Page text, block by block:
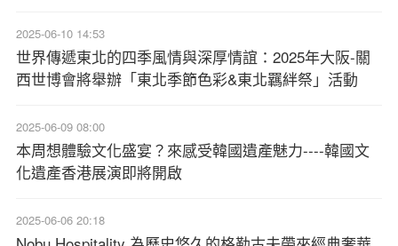
2025-06-10 14:53
世界傳遞東北的四季風情與深厚情誼：2025年大阪-關
西世博會將舉辦「東北季節色彩&東北羈絆祭」活動
2025-06-09 08:00
本周想體驗文化盛宴？來感受韓國遺產魅力----韓國文
化遺產香港展演即將開啟
2025-06-06 20:18